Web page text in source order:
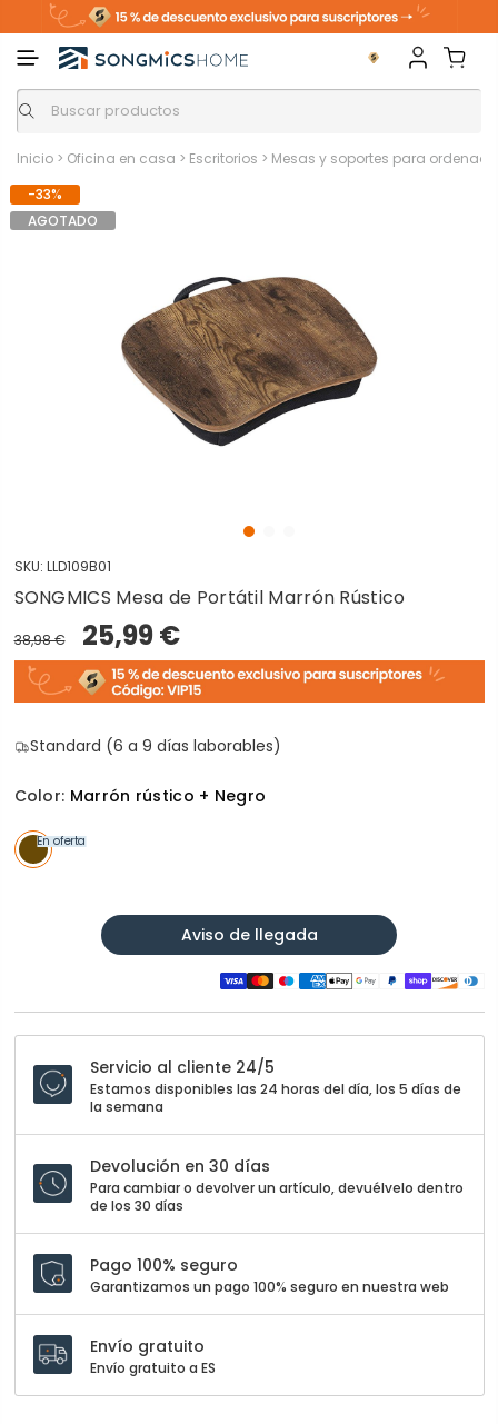
Inicio > Oficina en casa > Escritorios > Mesas y soportes para
-33%
AGOTADO
SKU: LLD109B01
SONGMICS Mesa de Portátil Marrón Rústico
38,98 € 25,99 €
Standard (6 a 9 días laborables)
Color: Marrón rústico + Negro
En oferta
Aviso de llegada
Servicio al cliente 24/5
Estamos disponibles las 24 horas del día, los 5 días de
la semana
Devolución en 30 días
Para cambiar o devolver un artículo, devuélvelo dentro
de los 30 días
Pago 100% seguro
Garantizamos un pago 100% seguro en nuestra web
Envío gratuito
Envío gratuito a ES